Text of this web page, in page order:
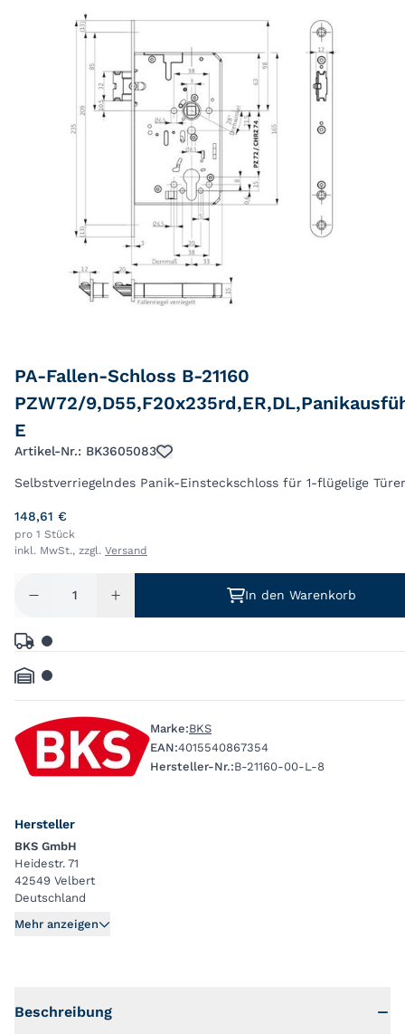
PA-Fallen-Schloss B-21160
PZW72/
E
Artikel-Nr.: BK3605083
Selbstverriegelndes Panik-Einsteckschloss für 1-flügelige
148,61 €
pro 1 Stück
inkl. MwSt., zzgl. Versand
In den Warenkorb
Marke:BKS
EAN:4015540867354
Hersteller-Nr.:B-21160-00-L-8
Hersteller
BKS GmbH
Heidestr. 71
42549 Velbert
Deutschland
Mehr anzeigen
Beschreibung